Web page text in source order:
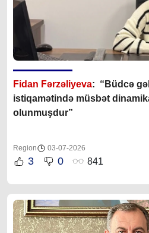
Fidan Fərzəliyeva: “Büdcə
istiqamətində müsbət
olunmuşdur”
Region 03-07-2026
3 0 841